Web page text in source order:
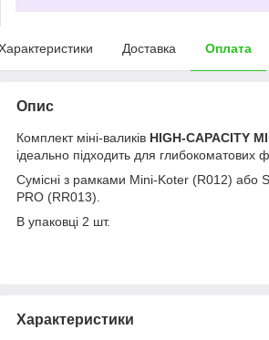
Доставка Оплата
Опис
Комплект міні-валиків HIGH-CAPACITY
ідеально підходить для глибокоматових
Сумісні з рамками Mini-Koter (R012) або
PRO (RR013).
В упаковці 2 шт.
Характеристики